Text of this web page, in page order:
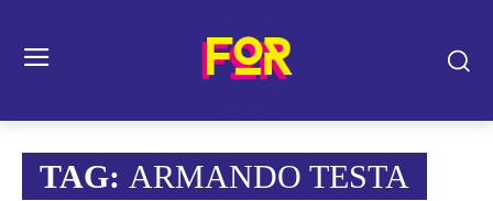
TAG: ARMANDO TESTA